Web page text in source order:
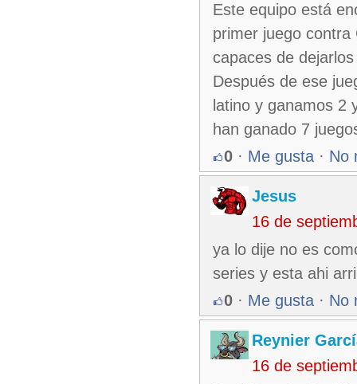
Este equipo está
primer juego contra
capaces de
Después de ese
latino y ganamos 2
han ganado 7
0 · Me gusta · No
Jesus
16 de
ya lo dije no es
series y esta ahi
0 · Me gusta · No
Reynier
16 de